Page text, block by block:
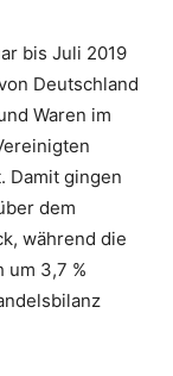
bis Juli 2019
Deutschland
Waren im
Damit gingen
dem
während die
um 3,7 %